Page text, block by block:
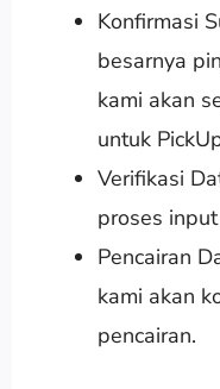
Konfirmasi
besarnya
kami akan
untuk
Verifikasi
proses
Pencairan
kami akan
pencairan.